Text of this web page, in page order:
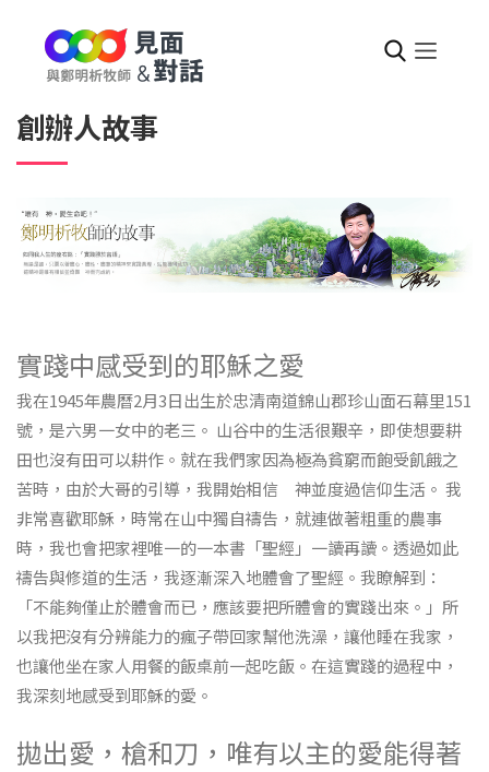
創辦人故事
實踐中感受到的耶穌之愛
我在1945年農曆2月3日出生於忠清南道錦山郡珍山面石幕里151
號，是六男一女中的老三。 山谷中的生活很艱辛，即使想要耕
田也沒有田可以耕作。就在我們家因為極為貧窮而飽受飢餓之
苦時，由於大哥的引導，我開始相信 神並度過信仰生活。 我
非常喜歡耶穌，時常在山中獨自禱告，就連做著粗重的農事
時，我也會把家裡唯一的一本書「聖經」一讀再讀。透過如此
禱告與修道的生活，我逐漸深入地體會了聖經。我瞭解到：
「不能夠僅止於體會而已，應該要把所體會的實踐出來。」所
以我把沒有分辨能力的瘋子帶回家幫他洗澡，讓他睡在我家，
也讓他坐在家人用餐的飯桌前一起吃飯。在這實踐的過程中，
我深刻地感受到耶穌的愛。
拋出愛，槍和刀，唯有以主的愛能得著